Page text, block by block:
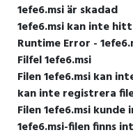
1efe6.msi är skadad
1efe6.msi kan inte
Runtime Error -
Filfel 1efe6.msi
Filen 1efe6.msi kan
kan inte registrera
Filen 1efe6.msi kunde
1efe6.msi-filen finns